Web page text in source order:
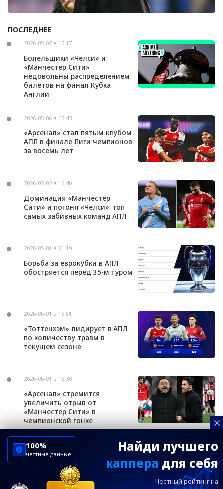
Андони Ираола может возглавить «Кристал
ПОСЛЕДНЕЕ
2026-05-07 в 15:17
Болельщики «Челси» и
«Манчестер Сити»
недовольны распределением
билетов на финал Кубка
Англии
2026-05-06 в 15:43
«Арсенал» стал пятым клубом
АПЛ в финале Лиги чемпионов
за восемь лет
2026-05-02 в 16:40
Доминация «Манчестер
Сити» и погоня «Челси»: топ
самых забивных команд АПЛ
2026-05-01 в 21:19
Борьба за еврокубки в АПЛ
обостряется перед 35-м туром
2026-05-01 в 15:51
«Тоттенхэм» лидирует в АПЛ
по количеству травм в
текущем сезоне
2026-05-01 в 15:30
«Арсенал» стремится
увеличить отрыв от
«Манчестер Сити» в
чемпионской гонке
×
Найди лучшего
каппера для себя
Честный рейтинг на
100%
честные данные
ChelseaBluesRu
ФК Челси